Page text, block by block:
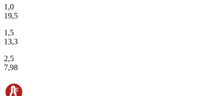
1,0
19,5
1,5
13,3
2,5
7,98